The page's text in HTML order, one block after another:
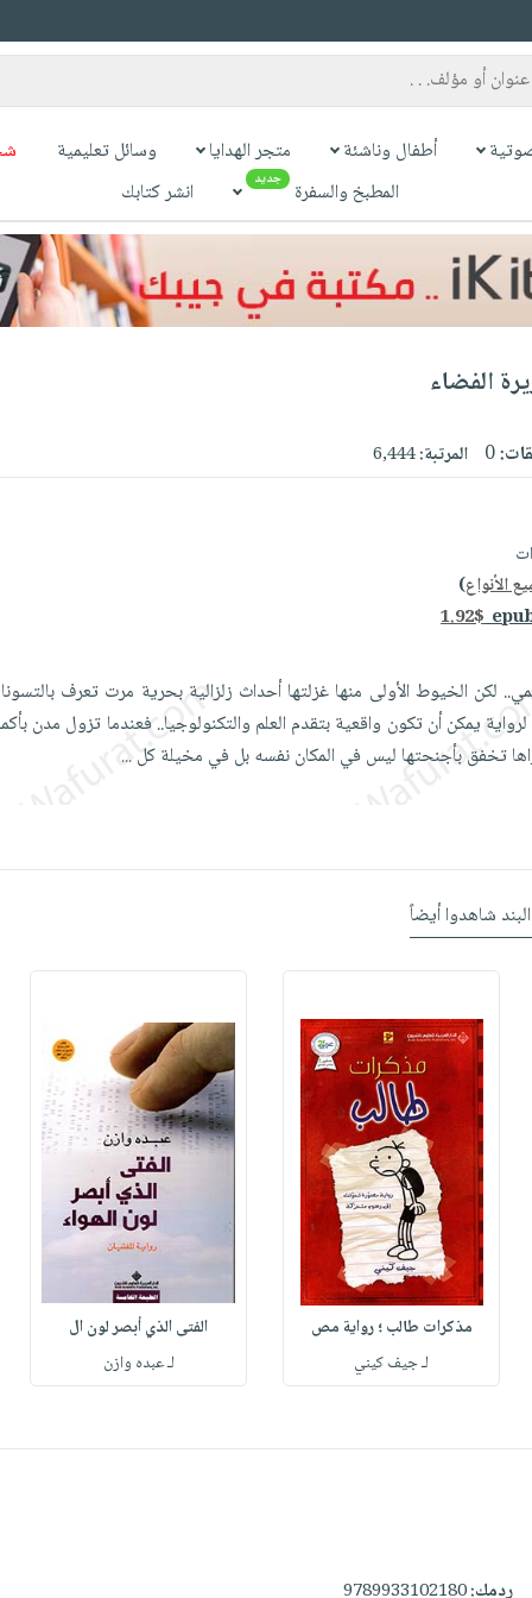
أطفال وناشئة متجر الهدايا وسائل تعليمية
المطبخ والسفرة
جديد انشر كتابك
الفضاء
0 المرتبة:6,444
الأنواع)
1.92$
لكن الخيوط الأولى منها غزلتها أحداث زلزالية بحرية مرت تعرف
يمكن أن تكون واقعية بتقدم العلم والتكنولوجيا.. فعندما تزول مدن
تخفق بأجنحتها ليس في المكان نفسه بل في مخيلة كل...
شاهدوا أيضاً
مذكرات طالب ؛ رواية مص
لـ جيف كيني
الفتى الذي أبصر لون ال
لـ عبده وازن